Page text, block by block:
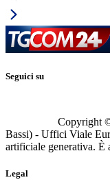
Seguici su
Copyright
Bassi) - Uffici Viale
artificiale generativa. È
Legal